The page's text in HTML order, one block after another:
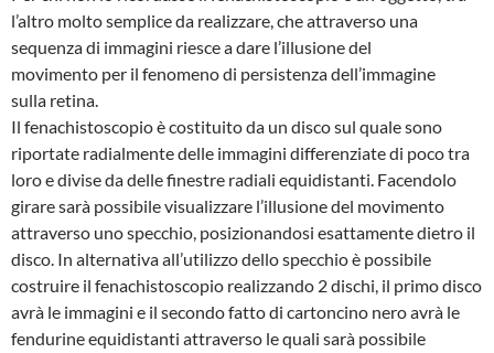
l’altro molto semplice da realizzare, che attraverso una
sequenza di immagini riesce a dare l’illusione del
movimento per il fenomeno di persistenza dell’immagine
sulla retina.
Il fenachistoscopio è costituito da un disco sul quale sono
riportate radialmente delle immagini differenziate di poco tra
loro e divise da delle finestre radiali equidistanti. Facendolo
girare sarà possibile visualizzare l’illusione del movimento
attraverso uno specchio, posizionandosi esattamente dietro il
disco. In alternativa all’utilizzo dello specchio è possibile
costruire il fenachistoscopio realizzando 2 dischi, il primo disco
avrà le immagini e il secondo fatto di cartoncino nero avrà le
fendurine equidistanti attraverso le quali sarà possibile